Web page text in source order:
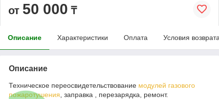
от 50 000 ₸
Описание Характеристики Оплата Условия
Описание
Техническое переосвидетельствование модулей газового
пожаротушения , заправка , перезарядка, ремонт.